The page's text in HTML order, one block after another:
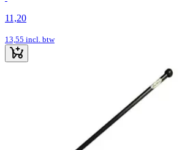
11,20
13,55 incl. btw